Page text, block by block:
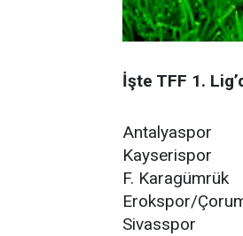
İşte TFF 1.
Antalyaspor
Kayserispor
F. Karagümrük
Erokspor/
Sivasspor